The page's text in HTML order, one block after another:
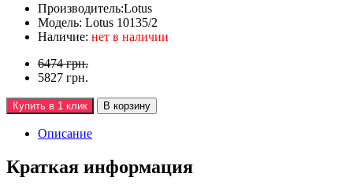
Производитель:Lotus
Модель: Lotus 10135/2
Наличие: нет в наличии
6474 грн.
5827 грн.
Купить в 1 клик В корзину
Описание
Краткая информация